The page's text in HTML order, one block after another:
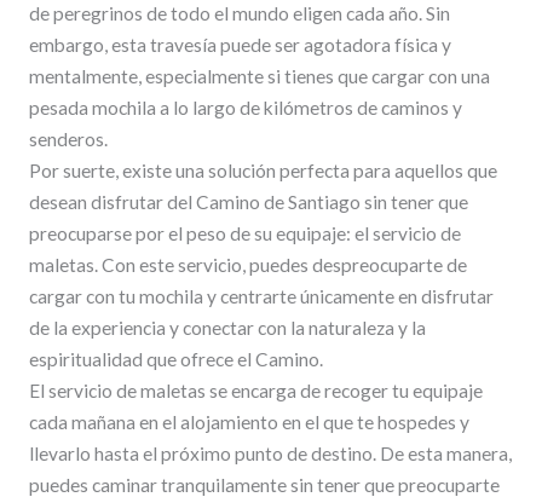
de peregrinos de todo el mundo eligen cada año. Sin
embargo, esta travesía puede ser agotadora física y
mentalmente, especialmente si tienes que cargar con una
pesada mochila a lo largo de kilómetros de caminos y
senderos.
Por suerte, existe una solución perfecta para aquellos que
desean disfrutar del Camino de Santiago sin tener que
preocuparse por el peso de su equipaje: el servicio de
maletas. Con este servicio, puedes despreocuparte de
cargar con tu mochila y centrarte únicamente en disfrutar
de la experiencia y conectar con la naturaleza y la
espiritualidad que ofrece el Camino.
El servicio de maletas se encarga de recoger tu equipaje
cada mañana en el alojamiento en el que te hospedes y
llevarlo hasta el próximo punto de destino. De esta manera,
puedes caminar tranquilamente sin tener que preocuparte